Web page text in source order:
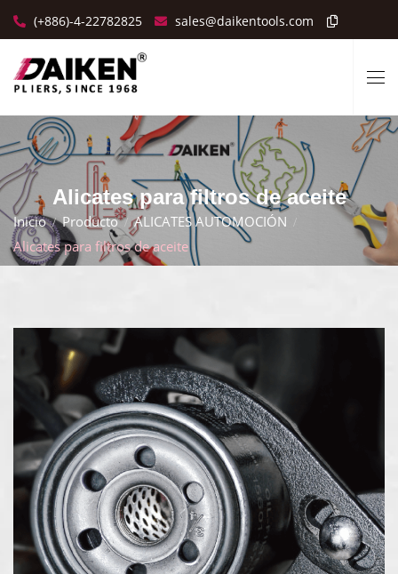
(+886)-4-22782825 sales@daikentools.com
Alicates para filtros de aceite
Inicio Producto
ALICATES AUTOMOCIÓN
Alicates para filtros de aceite